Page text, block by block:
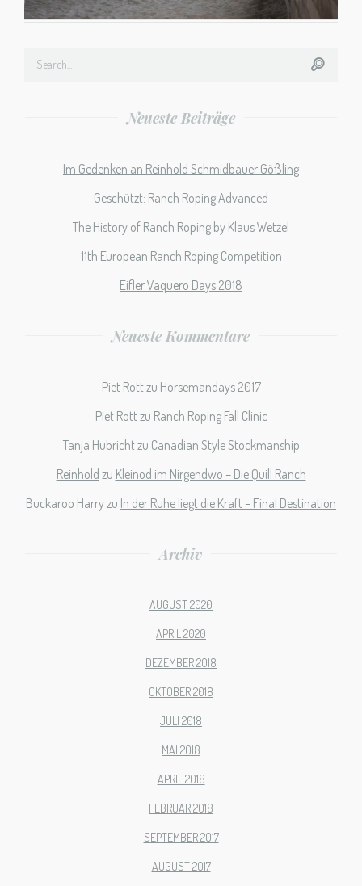
Neueste Beiträge
Im Gedenken an Reinhold Schmidbauer Gößling
Geschützt: Ranch Roping Advanced
The History of Ranch Roping by Klaus Wetzel
11th European Ranch Roping Competition
Eifler Vaquero Days 2018
Neueste Kommentare
Piet Rottzu Horsemandays 2017
Piet Rottzu Ranch Roping Fall Clinic
Tanja Hubrichtzu Canadian Style Stockmanship
Reinhold zu Kleinod im Nirgendwo – Die Quill Ranch
Buckaroo Harryzu In der Ruhe liegt die Kraft – Final Destination
Archiv
AUGUST 2020
APRIL 2020
DEZEMBER 2018
OKTOBER 2018
JULI 2018
MAI 2018
APRIL 2018
FEBRUAR 2018
SEPTEMBER 2017
AUGUST 2017